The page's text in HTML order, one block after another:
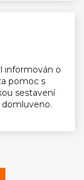
informován o
pomoc s
sestavení
domluveno.